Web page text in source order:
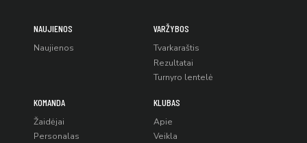
NAUJIENOS
Naujienos
VARŽYBOS
Tvarkaraštis
Rezultatai
Turnyro lentelė
KOMANDA
Žaidėjai
Personalas
KLUBAS
Apie
Veikla